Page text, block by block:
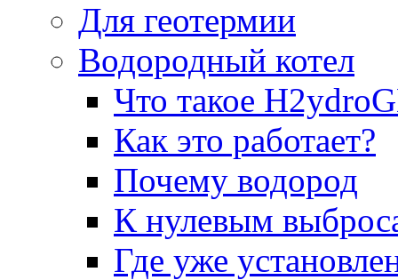
Для геотермии
Водородный котел
Что такое
Как это работает?
Почему водород
К нулевым
Где уже